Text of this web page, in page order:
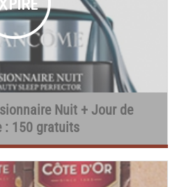
Nuit + Jour de
: 150 gratuits